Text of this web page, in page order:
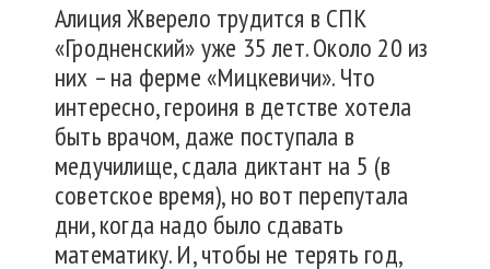
Алиция Жверело трудится в СПК
«Гродненский» уже 35 лет. Около 20 из
них – на ферме «Мицкевичи». Что
интересно, героиня в детстве хотела
быть врачом, даже поступала в
медучилище, сдала диктант на 5 (в
советское время), но вот перепутала
дни, когда надо было сдавать
математику. И, чтобы не терять год,